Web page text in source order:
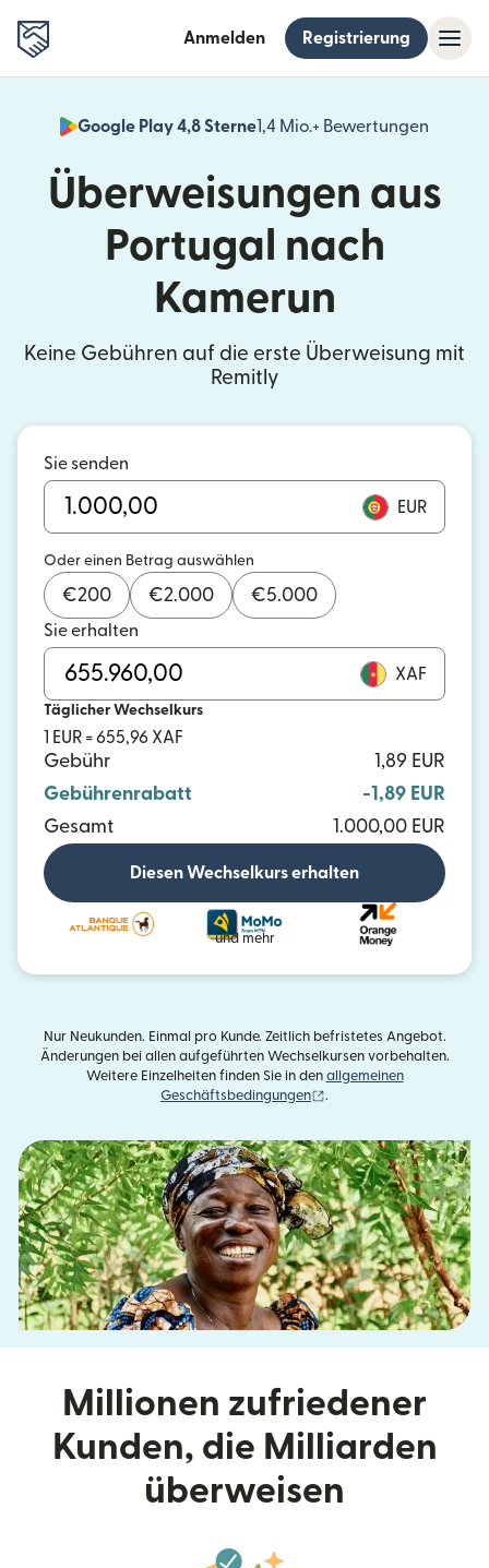
Anmelden Registrierung
Google Play 4,8 Sterne1,4 Mio.+ Bewertungen
Überweisungen aus
Portugal nach
Kamerun
Keine Gebühren auf die erste Überweisung mit
Remitly
Sie senden
EUR
Oder einen Betrag auswählen
€200 €2.000 €5.000
Sie erhalten
XAF
Täglicher Wechselkurs
1 EUR = 655,96 XAF
Gebühr
1,89 EUR
Gebührenrabatt
-1,89 EUR
Gesamt
1.000,00 EUR
Diesen Wechselkurs erhalten
und mehr
Nur Neukunden. Einmal pro Kunde. Zeitlich befristetes Angebot.
Änderungen bei allen aufgeführten Wechselkursen vorbehalten.
Weitere Einzelheiten finden Sie in den allgemeinen
Geschäftsbedingungen
.
Millionen zufriedener
Kunden, die Milliarden
überweisen